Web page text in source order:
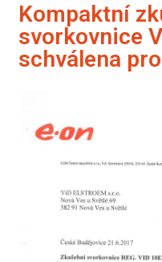
Kompaktní
svorkovnice
schválena